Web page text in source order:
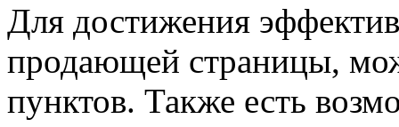
Для достижения
продающей страницы,
пунктов. Также есть